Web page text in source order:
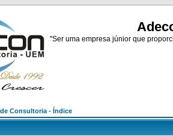
"Ser uma empresa júnior que
Consultoria - Índice